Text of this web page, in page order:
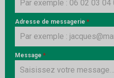
Adresse de messagerie *
Message *